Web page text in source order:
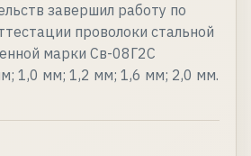
завершил работу по
проволоки стальной
марки Св-08Г2С
1,0 мм; 1,2 мм; 1,6 мм; 2,0 мм.